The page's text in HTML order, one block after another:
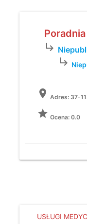
subdirectory_arrow_right
subdirectory_arrow_right
location_on Adres:37-
grade Ocena: 0.0
USŁUGI